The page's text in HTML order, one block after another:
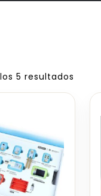
5 resultados